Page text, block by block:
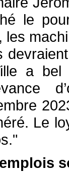
le
les
a bel
Le